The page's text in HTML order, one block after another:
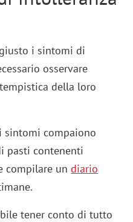
i sintomi di
osservare
della loro
sintomi compaiono
pasti contenenti
compilare undiario
tener conto di tutto